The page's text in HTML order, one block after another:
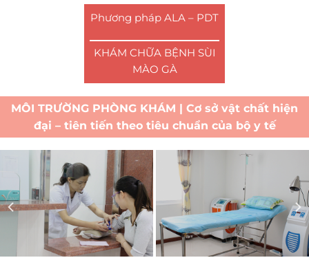
Phương pháp ALA – PDT
KHÁM CHỮA BỆNH SÙI
MÀO GÀ
MÔI TRƯỜNG PHÒNG KHÁM | Cơ sở vật chất hiện
đại – tiên tiến theo tiêu chuẩn của bộ y tế